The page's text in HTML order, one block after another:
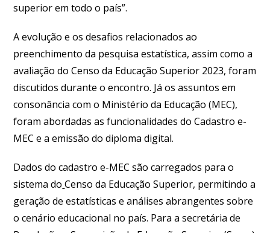
superior em todo o país”.
A evolução e os desafios relacionados ao
preenchimento da pesquisa estatística, assim como a
avaliação do Censo da Educação Superior 2023, foram
discutidos durante o encontro. Já os assuntos em
consonância com o Ministério da Educação (MEC),
foram abordadas as funcionalidades do Cadastro e-
MEC e a emissão do diploma digital.
Dados do cadastro e-MEC são carregados para o
sistema do Censo da Educação Superior, permitindo a
geração de estatísticas e análises abrangentes sobre
o cenário educacional no país. Para a secretária de